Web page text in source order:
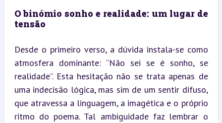
O binómio sonho e realidade: um lugar de
tensão
Desde o primeiro verso, a dúvida instala-se como
atmosfera dominante: “Não sei se é sonho, se
realidade”. Esta hesitação não se trata apenas de
uma indecisão lógica, mas sim de um sentir difuso,
que atravessa a linguagem, a imagética e o próprio
ritmo do poema. Tal ambiguidade faz lembrar o